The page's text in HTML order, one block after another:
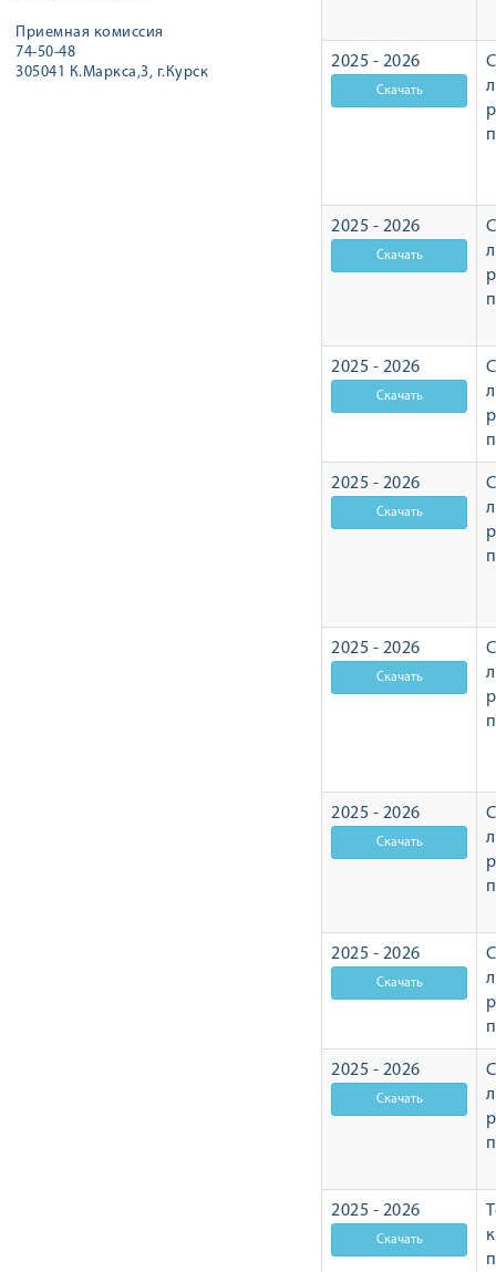
Приемная комиссия
74-50-48
305041 К.Маркса,3, г.Курск
2025 - 2026
2025 - 2026
2025 - 2026
2025 - 2026
2025 - 2026
2025 - 2026
2025 - 2026
2025 - 2026
2025 - 2026